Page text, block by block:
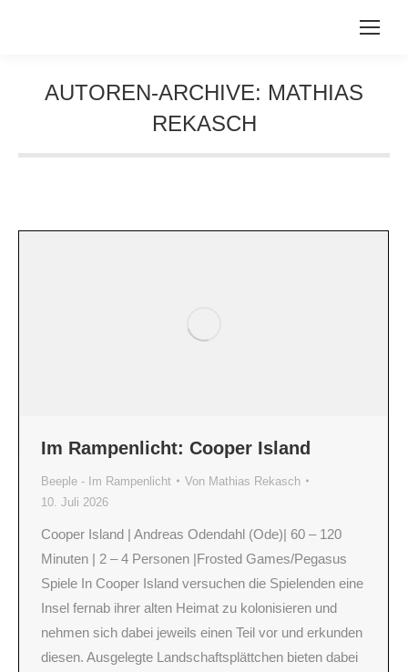
AUTOREN-ARCHIVE: MATHIAS
REKASCH
Im Rampenlicht: Cooper Island
Beeple - Im Rampenlicht Von Mathias Rekasch
10. Juli 2026
Cooper Island | Andreas Odendahl (Ode)| 60 – 120
Minuten | 2 – 4 Personen |Frosted Games/Pegasus
Spiele In Cooper Island versuchen die Spielenden eine
Insel fernab ihrer alten Heimat zu kolonisieren und
nehmen sich dabei jeweils einen Teil vor und erkunden
diesen. Ausgelegte Landschaftsplättchen bieten dabei